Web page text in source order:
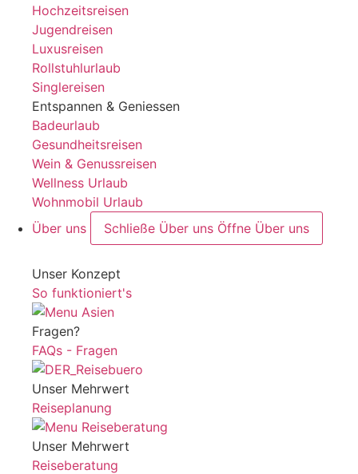
Hochzeitsreisen
Jugendreisen
Luxusreisen
Rollstuhlurlaub
Singlereisen
Entspannen & Geniessen
Badeurlaub
Gesundheitsreisen
Wein & Genussreisen
Wellness Urlaub
Wohnmobil Urlaub
Über uns
Schließe Über uns Öffne Über uns
Unser Konzept
So funktioniert's
Fragen?
FAQs - Fragen
Unser Mehrwert
Reiseplanung
Unser Mehrwert
Reiseberatung